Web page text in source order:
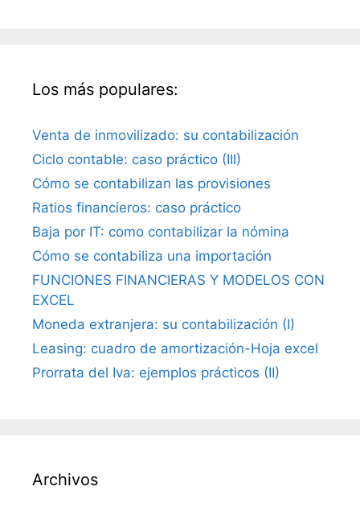
Los más populares:
Venta de inmovilizado: su contabilización
Ciclo contable: caso práctico (III)
Cómo se contabilizan las provisiones
Ratios financieros: caso práctico
Baja por IT: como contabilizar la nómina
Cómo se contabiliza una importación
FUNCIONES FINANCIERAS Y MODELOS CON
EXCEL
Moneda extranjera: su contabilización (I)
Leasing: cuadro de amortización-Hoja excel
Prorrata del Iva: ejemplos prácticos (II)
Archivos